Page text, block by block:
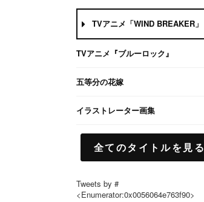
TVアニメ「WIND BREAKER」
TVアニメ『ブルーロック』
五等分の花嫁
イラストレーター画集
全てのタイトルを見る
Tweets by #
<Enumerator:0x0056064e763f90>